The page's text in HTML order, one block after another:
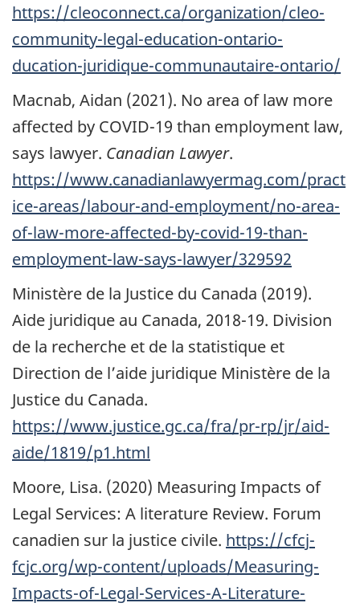
https://cleoconnect.ca/organization/cleo-
community-legal-education-ontario-
ducation-juridique-communautaire-ontario/
Macnab, Aidan (2021). No area of law more
affected by COVID-19 than employment law,
says lawyer. Canadian Lawyer.
https://www.canadianlawyermag.com/pract
ice-areas/labour-and-employment/no-area-
of-law-more-affected-by-covid-19-than-
employment-law-says-lawyer/329592
Ministère de la Justice du Canada (2019).
Aide juridique au Canada, 2018-19. Division
de la recherche et de la statistique et
Direction de l’aide juridique Ministère de la
Justice du Canada.
https://www.justice.gc.ca/fra/pr-rp/jr/aid-
aide/1819/p1.html
Moore, Lisa. (2020) Measuring Impacts of
Legal Services: A literature Review. Forum
canadien sur la justice civile. https://cfcj-
fcjc.org/wp-content/uploads/Measuring-
Impacts-of-Legal-Services-A-Literature-